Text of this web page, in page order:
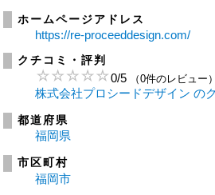
ホームページアドレス
https://re-proceeddesign.com/
クチコミ・評判
0/5 （0件のレビュー）
株式会社プロシードデザイン の
都道府県
福岡県
市区町村
福岡市